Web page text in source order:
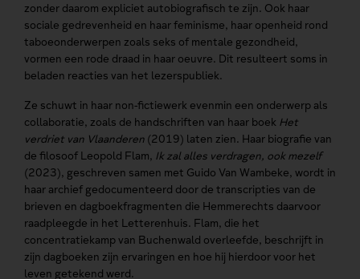
zonder daarom expliciet autobiografisch te zijn. Ook haar
sociale gedrevenheid en haar feminisme, haar openheid rond
taboeonderwerpen zoals seks of mentale gezondheid,
vormen een rode draad in haar oeuvre. Dit resulteert soms in
beladen reacties van het lezerspubliek.
Ze schuwt in haar non-fictiewerk evenmin een onderwerp als
collaboratie, zoals de handschriften van haar boek Het
verdriet van Vlaanderen (2019) laten zien. Haar biografie van
de filosoof Leopold Flam, Ik zal alles verdragen, ook mezelf
(2023), geschreven samen met Guido Van Wambeke, wordt in
haar archief gedocumenteerd door de transcripties van de
brieven en dagboekfragmenten die Hemmerechts daarvoor
raadpleegde in het Letterenhuis. Flam, die het
concentratiekamp van Buchenwald overleefde, beschrijft in
zijn dagboeken zijn ervaringen en hoe hij hierdoor voor het
leven getekend werd.